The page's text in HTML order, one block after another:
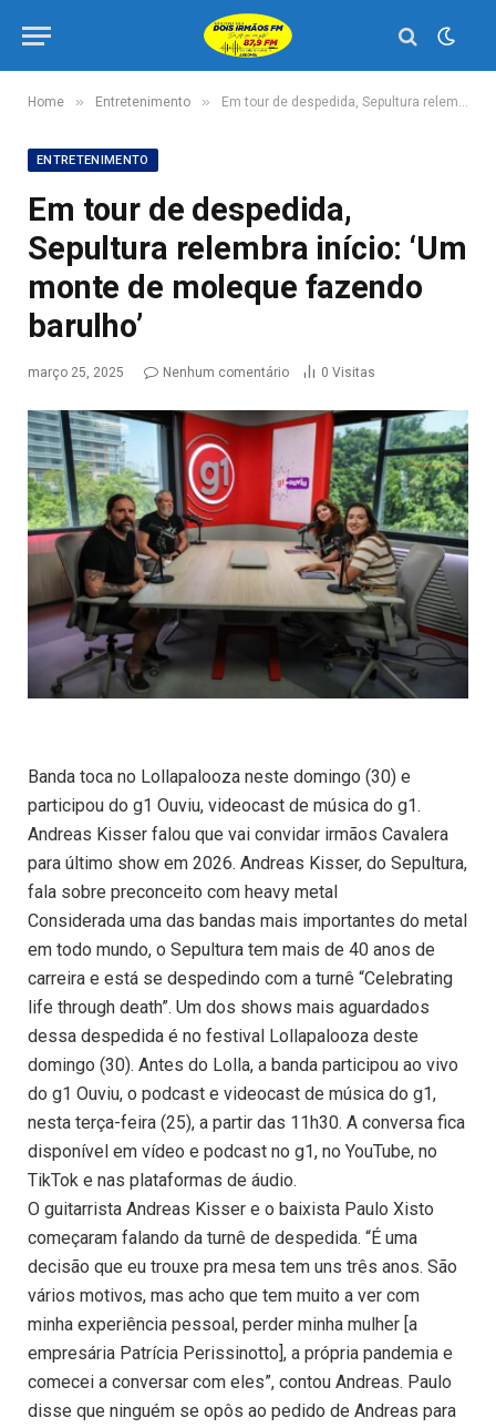
Home » Entretenimento » Em tour de despedida, Sepultura relembra início: ‘Um monte de moleque fazendo barulho’
ENTRETENIMENTO
Em tour de despedida,
Sepultura relembra início: ‘Um
monte de moleque fazendo
barulho’
março 25, 2025 Nenhum comentário 0 Visitas
Banda toca no Lollapalooza neste domingo (30) e
participou do g1 Ouviu, videocast de música do g1.
Andreas Kisser falou que vai convidar irmãos Cavalera
para último show em 2026. Andreas Kisser, do Sepultura,
fala sobre preconceito com heavy metal
Considerada uma das bandas mais importantes do metal
em todo mundo, o Sepultura tem mais de 40 anos de
carreira e está se despedindo com a turnê “Celebrating
life through death”. Um dos shows mais aguardados
dessa despedida é no festival Lollapalooza deste
domingo (30). Antes do Lolla, a banda participou ao vivo
do g1 Ouviu, o podcast e videocast de música do g1,
nesta terça-feira (25), a partir das 11h30. A conversa fica
disponível em vídeo e podcast no g1, no YouTube, no
TikTok e nas plataformas de áudio.
O guitarrista Andreas Kisser e o baixista Paulo Xisto
começaram falando da turnê de despedida. “É uma
decisão que eu trouxe pra mesa tem uns três anos. São
vários motivos, mas acho que tem muito a ver com
minha experiência pessoal, perder minha mulher [a
empresária Patrícia Perissinotto], a própria pandemia e
comecei a conversar com eles”, contou Andreas. Paulo
disse que ninguém se opôs ao pedido de Andreas para